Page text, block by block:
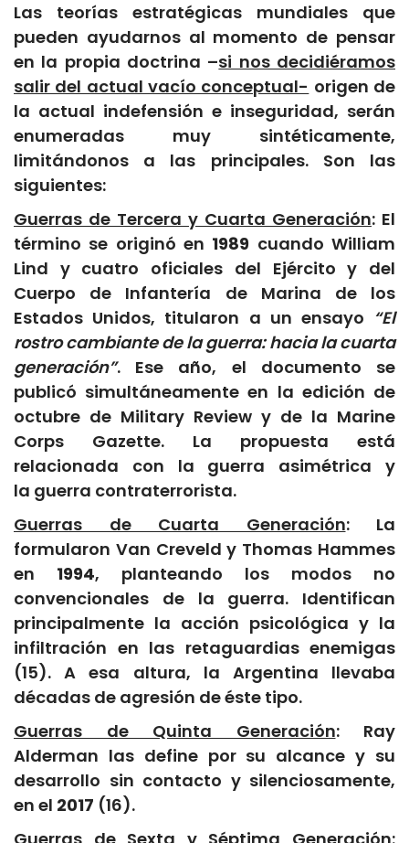
Las teorías estratégicas mundiales que
pueden ayudarnos al momento de pensar
en la propia doctrina –si nos decidiéramos
salir del actual vacío conceptual- origen de
la actual indefensión e inseguridad, serán
enumeradas muy sintéticamente,
limitándonos a las principales. Son las
siguientes:
Guerras de Tercera y Cuarta Generación: El
término se originó en 1989 cuando William
Lind y cuatro oficiales del Ejército y del
Cuerpo de Infantería de Marina de los
Estados Unidos, titularon a un ensayo “El
rostro cambiante de la guerra: hacia la cuarta
generación”. Ese año, el documento se
publicó simultáneamente en la edición de
octubre de Military Review y de la Marine
Corps Gazette. La propuesta está
relacionada con la guerra asimétrica y
la guerra contraterrorista.
Guerras de Cuarta Generación: La
formularon Van Creveld y Thomas Hammes
en 1994, planteando los modos no
convencionales de la guerra. Identifican
principalmente la acción psicológica y la
infiltración en las retaguardias enemigas
(15). A esa altura, la Argentina llevaba
décadas de agresión de éste tipo.
Guerras de Quinta Generación: Ray
Alderman las define por su alcance y su
desarrollo sin contacto y silenciosamente,
en el 2017 (16).